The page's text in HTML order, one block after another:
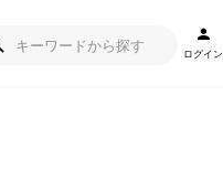
ログイン